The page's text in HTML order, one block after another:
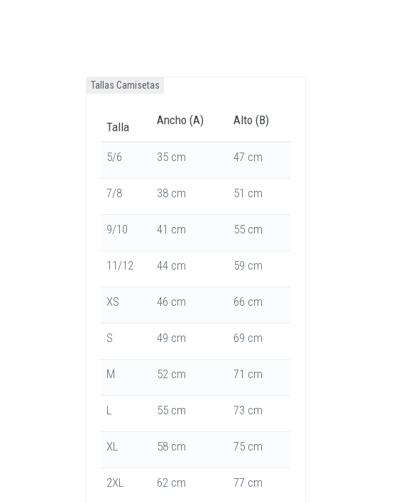
Tallas Camisetas
Talla Ancho (A) Alto (B)
5/6 35 cm 47 cm
7/8 38 cm 51 cm
9/10 41 cm 55 cm
11/12 44 cm 59 cm
XS 46 cm 66 cm
S 49 cm 69 cm
M 52 cm 71 cm
L 55 cm 73 cm
XL 58 cm 75 cm
2XL 62 cm 77 cm